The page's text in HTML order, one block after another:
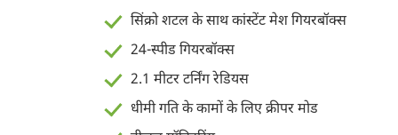
दमदार 3DI इंजन
सिंक्रो शटल के साथ कांस्टेंट मेश गियरबॉक्स
24-स्पीड गियरबॉक्स
2.1 मीटर टर्निंग रेडियस
धीमी गति के कामों के लिए क्रीपर मोड